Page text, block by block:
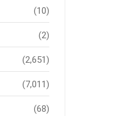
(10)
(2)
(2,651)
(7,011)
(68)